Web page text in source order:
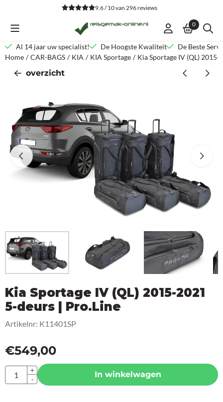
Cookievoorkeuren zijn beschikbaar. Kies instellingen of sta alle
9.6 / 10van296reviews
0
Al 14 jaar uw specialist! De Hoogste Kwaliteit
De Beste
Home / CAR-BAGS / KIA / KIA Sportage / Kia Sportage IV (QL)
overzicht
Kia Sportage IV (QL) 2015-2021
5-deurs | Pro.Line
Artikelnr: K11401SP
€549,00
Aantal
+
-
In winkelwagen